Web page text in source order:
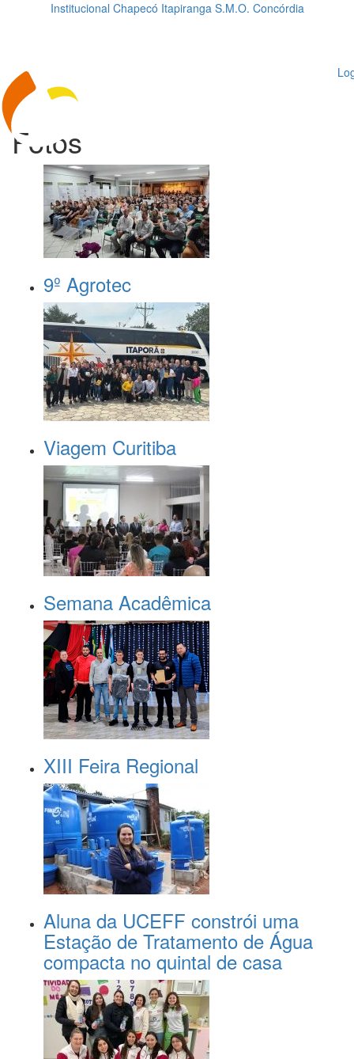
Institucional Chapecó Itapiranga S.M.O. Concórdia
Fotos
9º Agrotec
Viagem Curitiba
Semana Acadêmica
XIII Feira Regional
Aluna da UCEFF constrói uma
Estação de Tratamento de Água
compacta no quintal de casa